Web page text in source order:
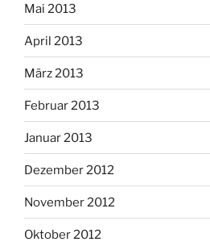
Mai 2013
April 2013
März 2013
Februar 2013
Januar 2013
Dezember 2012
November 2012
Oktober 2012